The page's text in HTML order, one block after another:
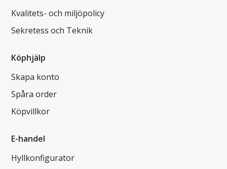
Kvalitets- och miljöpolicy
Sekretess och Teknik
Köphjälp
Skapa konto
Spåra order
Köpvillkor
E-handel
Hyllkonfigurator